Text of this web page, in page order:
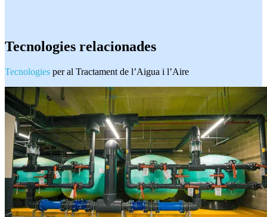
Tecnologies relacionades
Tecnologies per al Tractament de l’Aigua i l’Aire